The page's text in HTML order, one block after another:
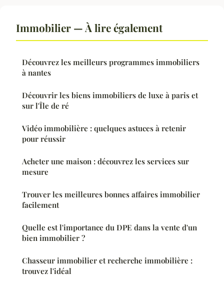
Immobilier — À lire également
Découvrez les meilleurs programmes immobiliers
à nantes
Découvrir les biens immobiliers de luxe à paris et
sur l'Île de ré
Vidéo immobilière : quelques astuces à retenir
pour réussir
Acheter une maison : découvrez les services sur
mesure
Trouver les meilleures bonnes affaires immobilier
facilement
Quelle est l'importance du DPE dans la vente d'un
bien immobilier ?
Chasseur immobilier et recherche immobilière :
trouvez l'idéal